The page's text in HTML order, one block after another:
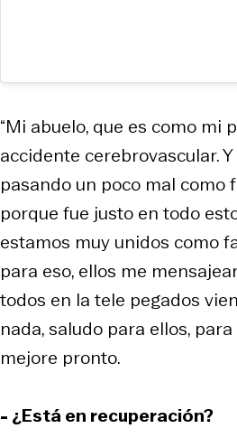
“Mi abuelo, que es como mi
accidente cerebrovascular.
pasando un poco mal como
porque fue justo en todo
estamos muy unidos como
para eso, ellos me
todos en la tele pegados
nada, saludo para ellos,
mejore pronto.
- ¿Está en recuperación?